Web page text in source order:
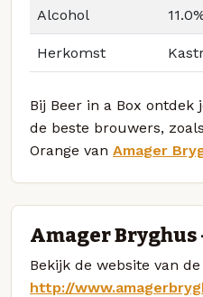
Alcohol
Herkomst
Bij Beer in a Box ontdek
de beste brouwers,
Orange van Amager
Amager
Bekijk de website van
http://